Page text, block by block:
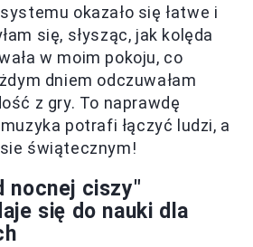
okazało się łatwe i
się, słysząc, jak kolęda
w moim pokoju, co
dniem odczuwałam
z gry. To naprawdę
potrafi łączyć ludzi, a
świątecznym!
nocnej ciszy"
się do nauki dla